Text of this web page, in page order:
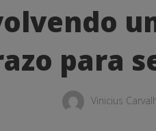
para
Vinicius